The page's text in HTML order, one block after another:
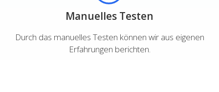
Manuelles Testen
Durch das manuelles Testen können wir aus eigenen
Erfahrungen berichten.